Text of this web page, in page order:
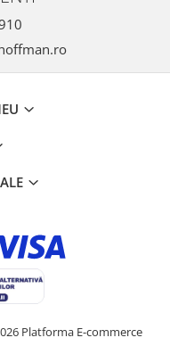
Platforma E-commerce